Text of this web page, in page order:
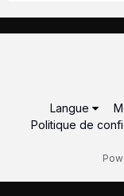
Langue
Politique de